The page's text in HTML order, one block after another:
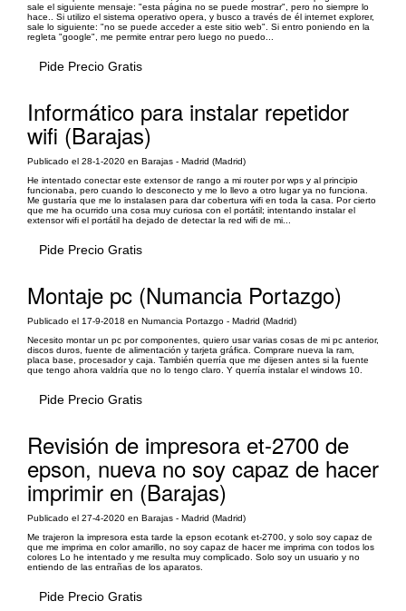
sale el siguiente mensaje: "esta página no se puede mostrar", pero no siempre lo
hace.. Si utilizo el sistema operativo opera, y busco a través de él internet explorer,
sale lo siguiente: "no se puede acceder a este sitio web". Si entro poniendo en la
regleta "google", me permite entrar pero luego no puedo...
Pide Precio Gratis
Informático para instalar repetidor
wifi (Barajas)
Publicado el 28-1-2020 en Barajas - Madrid (Madrid)
He intentado conectar este extensor de rango a mi router por wps y al principio
funcionaba, pero cuando lo desconecto y me lo llevo a otro lugar ya no funciona.
Me gustaría que me lo instalasen para dar cobertura wifi en toda la casa. Por cierto
que me ha ocurrido una cosa muy curiosa con el portátil; intentando instalar el
extensor wifi el portátil ha dejado de detectar la red wifi de mi...
Pide Precio Gratis
Montaje pc (Numancia Portazgo)
Publicado el 17-9-2018 en Numancia Portazgo - Madrid (Madrid)
Necesito montar un pc por componentes, quiero usar varias cosas de mi pc anterior,
discos duros, fuente de alimentación y tarjeta gráfica. Comprare nueva la ram,
placa base, procesador y caja. También querría que me dijesen antes si la fuente
que tengo ahora valdría que no lo tengo claro. Y querría instalar el windows 10.
Pide Precio Gratis
Revisión de impresora et-2700 de
epson, nueva no soy capaz de hacer
imprimir en (Barajas)
Publicado el 27-4-2020 en Barajas - Madrid (Madrid)
Me trajeron la impresora esta tarde la epson ecotank et-2700, y solo soy capaz de
que me imprima en color amarillo, no soy capaz de hacer me imprima con todos los
colores Lo he intentado y me resulta muy complicado. Solo soy un usuario y no
entiendo de las entrañas de los aparatos.
Pide Precio Gratis